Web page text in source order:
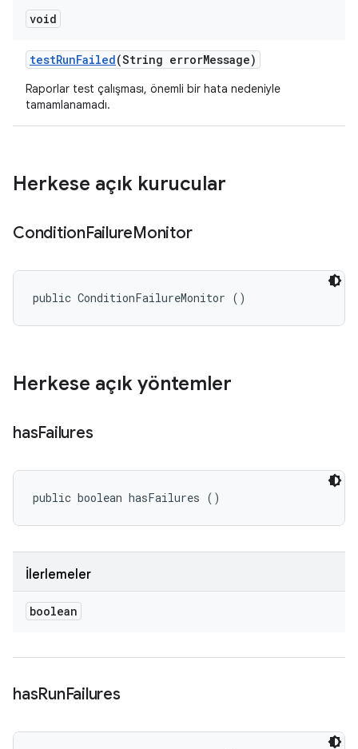
void
testRunFailed(String errorMessage)
Raporlar test çalışması, önemli bir hata nedeniyle
tamamlanamadı.
Herkese açık kurucular
ConditionFailureMonitor
public ConditionFailureMonitor ()
Herkese açık yöntemler
hasFailures
public boolean hasFailures ()
İlerlemeler
boolean
hasRunFailures